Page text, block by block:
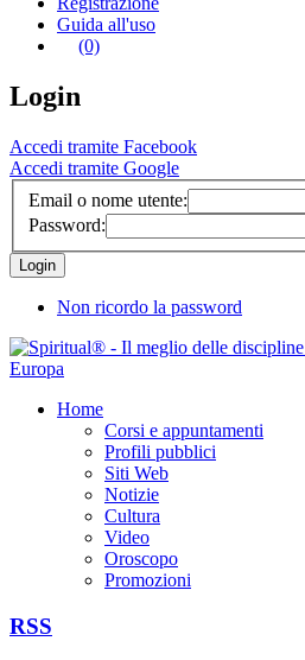
Guida all'uso
(0)
Login
Accedi tramite Facebook
Accedi tramite Google
Email o nome utente:
Password:
Non ricordo la password
Home
Corsi e appuntamenti
Profili pubblici
Siti Web
Notizie
Cultura
Video
Oroscopo
Promozioni
RSS